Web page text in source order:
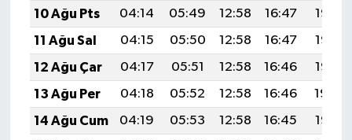
10 Ağu Pts
04:14 05:49 12:58 16:47
19:57
11 Ağu Sal
04:15 05:50 12:58 16:47
19:56
12 Ağu Çar
04:17 05:51 12:58 16:46
19:55
13 Ağu Per
04:18 05:52 12:58 16:46
19:54
14 Ağu Cum
04:19 05:53 12:58 16:45
19:52